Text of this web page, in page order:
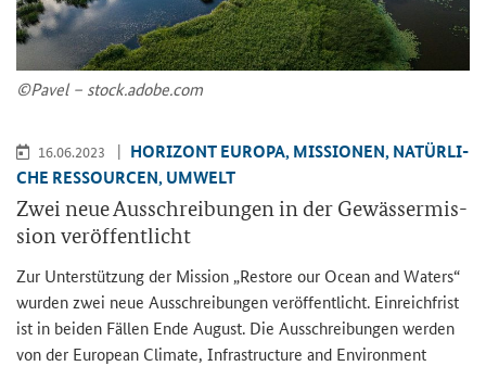
©Pavel – stock.adobe.com
16.06.2023
HO­RI­ZONT EU­RO­PA, MIS­SIO­NEN, NA­TÜR­LI­
CHE RES­SOUR­CEN, UM­WELT
Zwei neue Aus­schrei­bun­gen in der Ge­wäs­ser­mis­
si­on ver­öf­fent­licht
Zur Un­ter­stüt­zung der Mis­si­on „Restore our Ocean and Waters“
wur­den zwei neue Aus­schrei­bun­gen ver­öf­fent­licht. Ein­reich­frist
ist in bei­den Fäl­len Ende Au­gust. Die Aus­schrei­bun­gen wer­den
von der European Climate, Infrastructure and Environment